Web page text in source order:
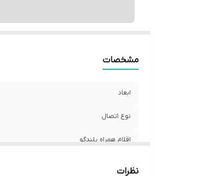
مشخصات
ابعاد
نوع اتصال
اقلام همراه بلندگو
نظرات